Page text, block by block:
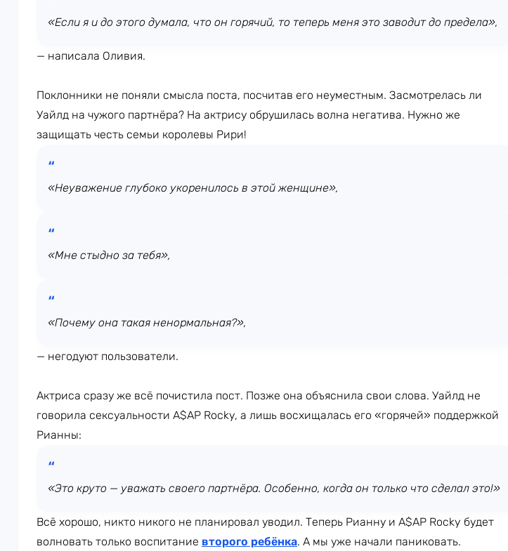
«Если я и до этого думала, что он горячий, то теперь меня это заводит до предела»,
— написала Оливия.
Поклонники не поняли смысла поста, посчитав его неуместным. Засмотрелась ли
Уайлд на чужого партнёра? На актрису обрушилась волна негатива. Нужно же
защищать честь семьи королевы Рири!
«Неуважение глубоко укоренилось в этой женщине»,
«Мне стыдно за тебя»,
«Почему она такая ненормальная?»,
— негодуют пользователи.
Актриса сразу же всё почистила пост. Позже она объяснила свои слова. Уайлд не
говорила сексуальности A$AP Rocky, а лишь восхищалась его «горячей» поддержкой
Рианны:
«Это круто — уважать своего партнёра. Особенно, когда он только что сделал это!»
Всё хорошо, никто никого не планировал уводил. Теперь Рианну и A$AP Rocky будет
волновать только воспитание второго ребёнка. А мы уже начали паниковать.